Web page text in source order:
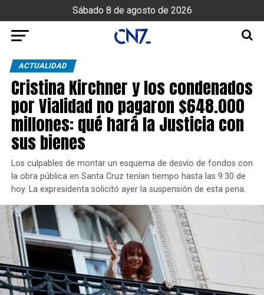
Sábado 8 de agosto de 2026
ACTUALIDAD
Cristina Kirchner y los condenados
por Vialidad no pagaron $648.000
millones: qué hará la Justicia con
sus bienes
Los culpables de montar un esquema de desvío de fondos con
la obra pública en Santa Cruz tenían tiempo hasta las 9:30 de
hoy. La expresidenta solicitó ayer la suspensión de esta pena.